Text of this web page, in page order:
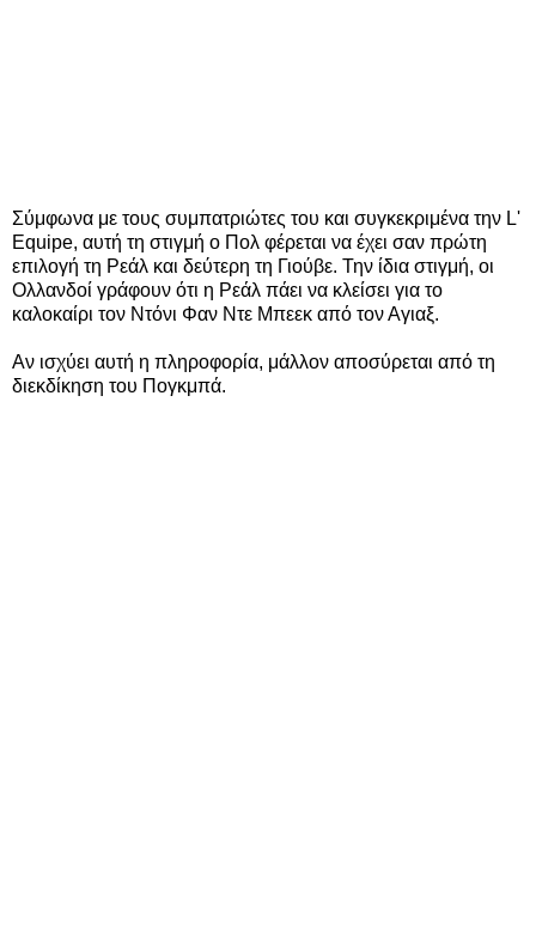
Σύμφωνα με τους συμπατριώτες του και συγκεκριμένα την L'
Equipe, αυτή τη στιγμή ο Πολ φέρεται να έχει σαν πρώτη
επιλογή τη Ρεάλ και δεύτερη τη Γιούβε. Την ίδια στιγμή, οι
Ολλανδοί γράφουν ότι η Ρεάλ πάει να κλείσει για το
καλοκαίρι τον Ντόνι Φαν Ντε Μπεεκ από τον Αγιαξ.
Αν ισχύει αυτή η πληροφορία, μάλλον αποσύρεται από τη
διεκδίκηση του Πογκμπά.